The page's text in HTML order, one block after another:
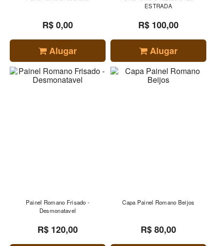
R$ 0,00
Alugar
ESTRADA
R$ 100,00
Alugar
Painel Romano Frisado -
Desmonatavel
R$ 120,00
Capa Painel Romano Beijos
R$ 80,00